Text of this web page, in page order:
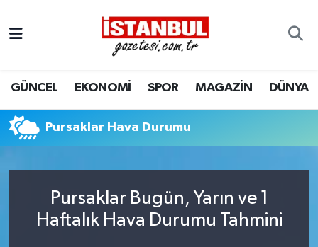
GÜNCEL EKONOMİ SPOR MAGAZİN DÜNYA
Pursaklar Hava Durumu
Pursaklar Bugün, Yarın ve 1
Haftalık Hava Durumu Tahmini
EKONOMİ
İSTANBUL
SPOR
Nöbetçi Eczaneler
Hava Durumu
Trafik Durumu
Tüm Manşetler